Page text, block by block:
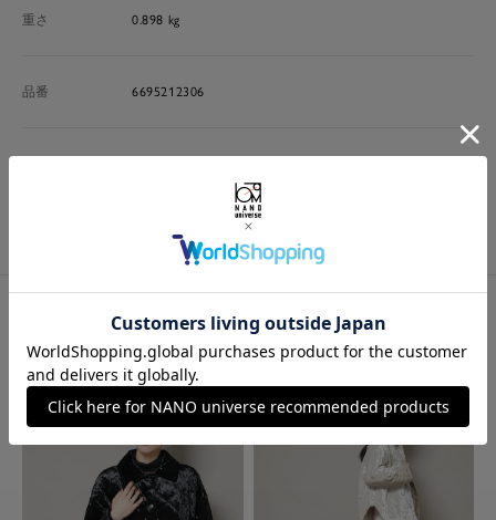
重さ 0.898 kg
品番 6695212306
商品特徴